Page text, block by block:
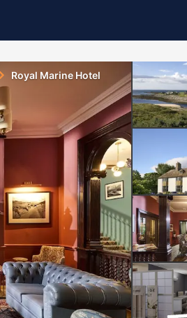
Royal Marine Hotel